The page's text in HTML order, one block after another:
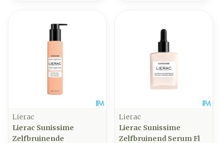
Lierac
Lierac Sunissime
Zelfbruinende
Lierac
Lierac Sunissime
Zelfbruinend Serum Fl